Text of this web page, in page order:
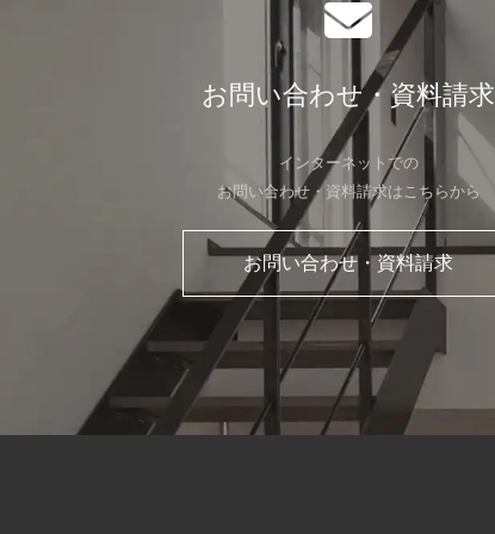
お問い合わせ・資料請求
インターネットでの
お問い合わせ・資料請求はこちらから
お問い合わせ・資料請求